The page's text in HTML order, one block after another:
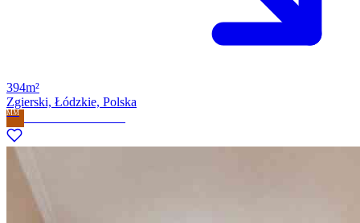
394m²
Zgierski, Łódzkie, Polska
MM